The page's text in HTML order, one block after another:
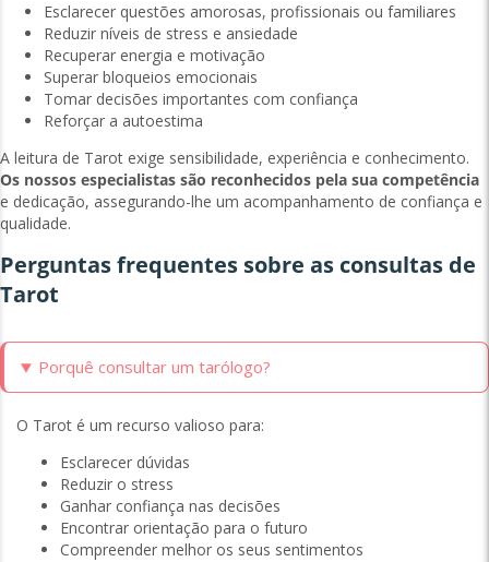
Esclarecer questões amorosas, profissionais ou familiares
Reduzir níveis de stress e ansiedade
Recuperar energia e motivação
Superar bloqueios emocionais
Tomar decisões importantes com confiança
Reforçar a autoestima
A leitura de Tarot exige sensibilidade, experiência e conhecimento.
Os nossos especialistas são reconhecidos pela sua competência
e dedicação, assegurando-lhe um acompanhamento de confiança e
qualidade.
Perguntas frequentes sobre as consultas de
Tarot
Porquê consultar um tarólogo?
O Tarot é um recurso valioso para:
Esclarecer dúvidas
Reduzir o stress
Ganhar confiança nas decisões
Encontrar orientação para o futuro
Compreender melhor os seus sentimentos